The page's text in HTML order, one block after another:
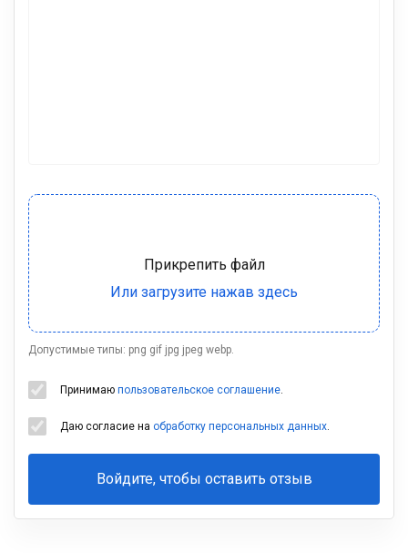
Допустимые типы: png gif jpg jpeg webp.
Принимаю пользовательское соглашение.
Даю согласие на обработку персональных данных.
Войдите, чтобы оставить отзыв
Ваша